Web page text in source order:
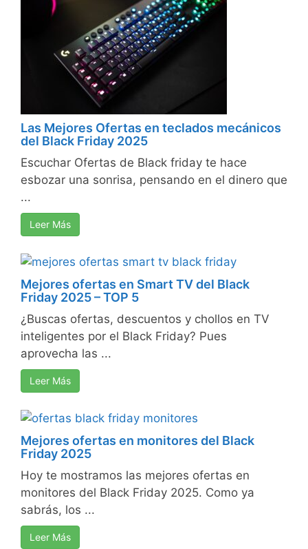
Las Mejores Ofertas en teclados mecánicos
del Black Friday 2025
Escuchar Ofertas de Black friday te hace
esbozar una sonrisa, pensando en el dinero que
...
Leer Más
Mejores ofertas en Smart TV del Black
Friday 2025 – TOP 5
¿Buscas ofertas, descuentos y chollos en TV
inteligentes por el Black Friday? Pues
aprovecha las ...
Leer Más
Mejores ofertas en monitores del Black
Friday 2025
Hoy te mostramos las mejores ofertas en
monitores del Black Friday 2025. Como ya
sabrás, los ...
Leer Más